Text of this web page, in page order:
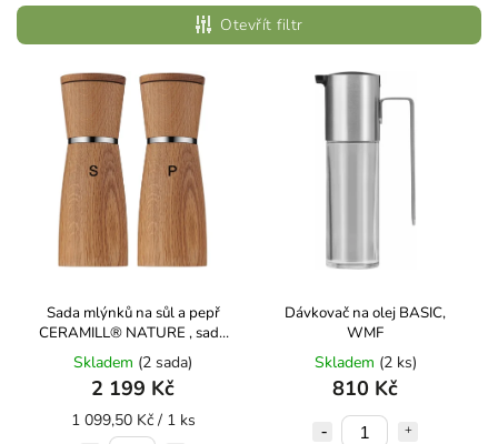
Nejlevnější
Nejdražší
Abecedně
Otevřít filtr
Sada mlýnků na sůl a pepř
CERAMILL® NATURE , sada
2 ks, WMF
Skladem (2 sada)
2 199 Kč
1 099,50 Kč / 1 ks
Dávkovač na olej BASIC,
WMF
Skladem (2 ks)
810 Kč